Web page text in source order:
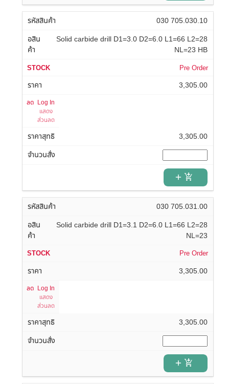
030 705.030.10
Solid carbide drill D1=3.0 D2=6.0 L1=66 L2=28
NL=23 HB
Pre Order
3,305.00
Log In
แสดง
ส่วนลด
3,305.00
add_shopping_cart
030 705.031.00
Solid carbide drill D1=3.1 D2=6.0 L1=66 L2=28
NL=23
Pre Order
3,305.00
Log In
แสดง
ส่วนลด
3,305.00
add_shopping_cart